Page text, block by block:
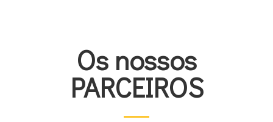
Os nossos
PARCEIROS